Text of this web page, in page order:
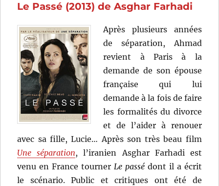
Le Passé (2013) de Asghar Farhadi
Après plusieurs années
de séparation, Ahmad
revient à Paris à la
demande de son épouse
française qui lui
demande à la fois de faire
les formalités du divorce
et de l’aider à renouer
avec sa fille, Lucie… Après son très beau film
Une séparation, l’iranien Asghar Farhadi est
venu en France tournerLe passédont il a écrit
le scénario. Public et critiques ont été de